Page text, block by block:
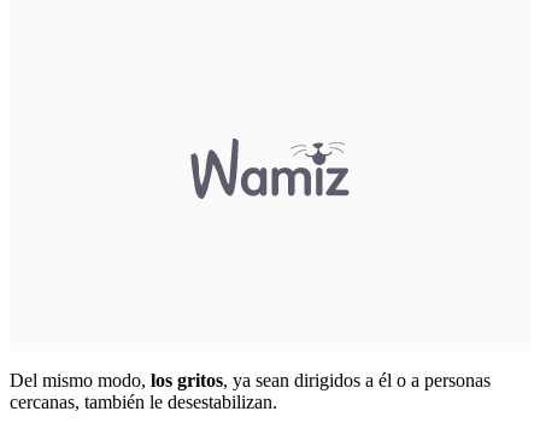
Del mismo modo, los gritos, ya sean dirigidos a él o a personas
cercanas, también le desestabilizan.